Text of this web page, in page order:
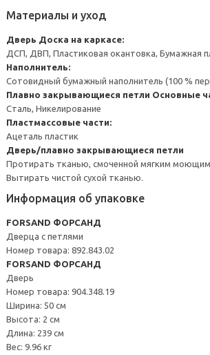
Материалы и уход
Дверь Доска на каркасе:
ДСП, ДВП, Пластиковая окантовка, Бумажная
Наполнитель:
Сотовидный бумажный наполнитель (100 %
Плавно закрывающиеся петли Основные
Сталь, Никелирование
Пластмассовые части:
Ацеталь пластик
Дверь/плавно закрывающиеся петли
Протирать тканью, смоченной мягким
Вытирать чистой сухой тканью.
Информация об упаковке
FORSAND ФОРСАНД
Дверца с петлями
Номер товара: 892.843.02
FORSAND ФОРСАНД
Дверь
Номер товара: 904.348.19
Ширина: 50 см
Высота: 2 см
Длина: 239 см
Вес: 9.96 кг